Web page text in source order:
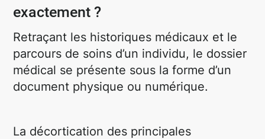
exactement ?
Retraçant les historiques médicaux et le
parcours de soins d’un individu, le dossier
médical se présente sous la forme d’un
document physique ou numérique.
La décortication des principales